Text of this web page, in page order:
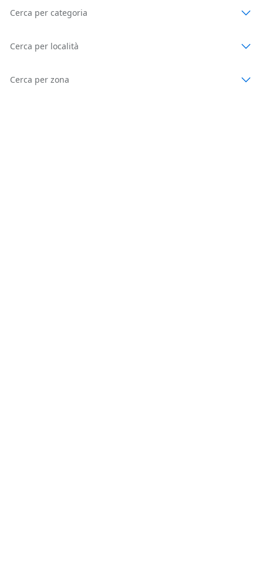
Cerca per categoria
Cerca per località
Cerca per zona